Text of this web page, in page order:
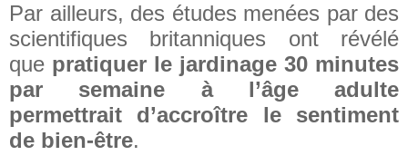
Par ailleurs, des études menées par des
scientifiques britanniques ont révélé
que pratiquer le jardinage 30 minutes
par semaine à l’âge adulte
permettrait d’accroître le sentiment
de bien-être.